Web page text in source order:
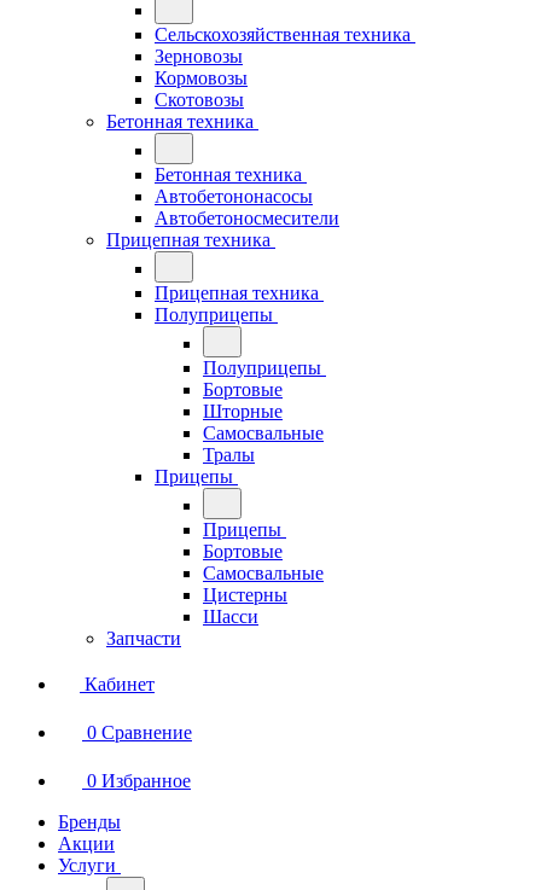
Сельскохозяйственная техника
Зерновозы
Кормовозы
Скотовозы
Бетонная техника
Бетонная техника
Автобетононасосы
Автобетоносмесители
Прицепная техника
Прицепная техника
Полуприцепы
Полуприцепы
Бортовые
Шторные
Самосвальные
Тралы
Прицепы
Прицепы
Бортовые
Самосвальные
Цистерны
Шасси
Запчасти
Кабинет
0 Сравнение
0 Избранное
Бренды
Акции
Услуги